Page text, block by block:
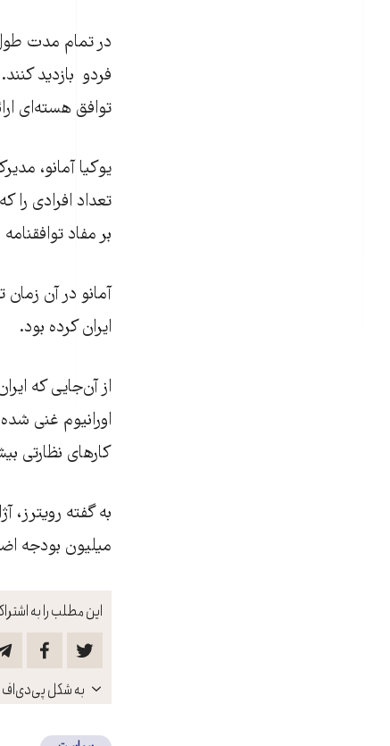
این مطلب را به
باز
کنید
به شکل پی‌دی‌اف
در تمام مدت طول
فردو بازدید
توافق هسته‌ای
تعداد افرادی را
بر مفاد توافقنامه
آمانو در آن
ایران کرده بود.
از آن‌جایی که
اورانیوم غنی
کارهای نظارتی
به گفته
میلیون بودجه